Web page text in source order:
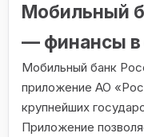
Мобильный
— финансы в
Мобильный банк
приложение АО
крупнейших
Приложение